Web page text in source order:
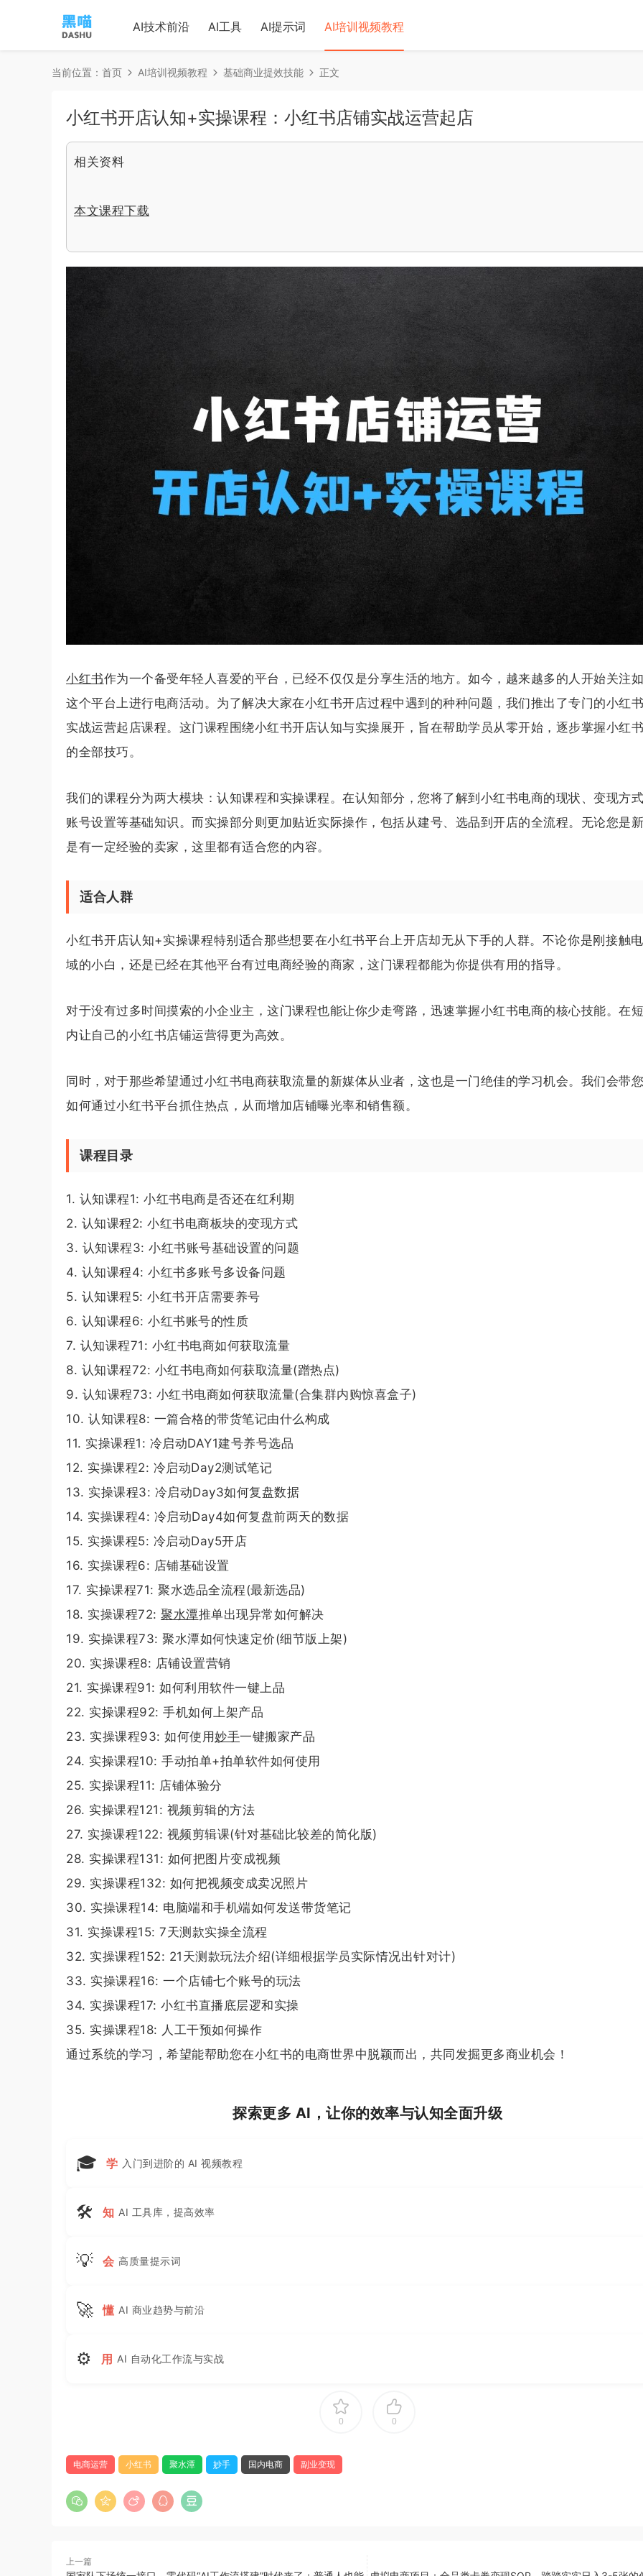
AI技术前沿 AI工具 AI提示词 AI培训视频教程
当前位置： 首页 AI培训视频教程 基础商业提效技能 正文
小红书开店认知+实操课程：小红书店铺实战运营起店
相关资料
本文课程下载
小红书作为一个备受年轻人喜爱的平台，已经不仅仅是分享生活的地方。如今，越来越多的人开始关注
这个平台上进行电商活动。为了解决大家在小红书开店过程中遇到的种种问题，我们推出了专门的小红
实战运营起店课程。这门课程围绕小红书开店认知与实操展开，旨在帮助学员从零开始，逐步掌握小红
的全部技巧。
我们的课程分为两大模块：认知课程和实操课程。在认知部分，您将了解到小红书电商的现状、变现方
账号设置等基础知识。而实操部分则更加贴近实际操作，包括从建号、选品到开店的全流程。无论您是
是有一定经验的卖家，这里都有适合您的内容。
适合人群
小红书开店认知+实操课程特别适合那些想要在小红书平台上开店却无从下手的人群。不论你是刚接触
域的小白，还是已经在其他平台有过电商经验的商家，这门课程都能为你提供有用的指导。
对于没有过多时间摸索的小企业主，这门课程也能让你少走弯路，迅速掌握小红书电商的核心技能。在
内让自己的小红书店铺运营得更为高效。
同时，对于那些希望通过小红书电商获取流量的新媒体从业者，这也是一门绝佳的学习机会。我们会带
如何通过小红书平台抓住热点，从而增加店铺曝光率和销售额。
课程目录
1. 认知课程1: 小红书电商是否还在红利期
2. 认知课程2: 小红书电商板块的变现方式
3. 认知课程3: 小红书账号基础设置的问题
4. 认知课程4: 小红书多账号多设备问题
5. 认知课程5: 小红书开店需要养号
6. 认知课程6: 小红书账号的性质
7. 认知课程71: 小红书电商如何获取流量
8. 认知课程72: 小红书电商如何获取流量(蹭热点)
9. 认知课程73: 小红书电商如何获取流量(合集群内购惊喜盒子)
10. 认知课程8: 一篇合格的带货笔记由什么构成
11. 实操课程1: 冷启动DAY1建号养号选品
12. 实操课程2: 冷启动Day2测试笔记
13. 实操课程3: 冷启动Day3如何复盘数据
14. 实操课程4: 冷启动Day4如何复盘前两天的数据
15. 实操课程5: 冷启动Day5开店
16. 实操课程6: 店铺基础设置
17. 实操课程71: 聚水选品全流程(最新选品)
18. 实操课程72: 聚水潭推单出现异常如何解决
19. 实操课程73: 聚水潭如何快速定价(细节版上架)
20. 实操课程8: 店铺设置营销
21. 实操课程91: 如何利用软件一键上品
22. 实操课程92: 手机如何上架产品
23. 实操课程93: 如何使用妙手一键搬家产品
24. 实操课程10: 手动拍单+拍单软件如何使用
25. 实操课程11: 店铺体验分
26. 实操课程121: 视频剪辑的方法
27. 实操课程122: 视频剪辑课(针对基础比较差的简化版)
28. 实操课程131: 如何把图片变成视频
29. 实操课程132: 如何把视频变成卖况照片
30. 实操课程14: 电脑端和手机端如何发送带货笔记
31. 实操课程15: 7天测款实操全流程
32. 实操课程152: 21天测款玩法介绍(详细根据学员实际情况出针对计)
33. 实操课程16: 一个店铺七个账号的玩法
34. 实操课程17: 小红书直播底层逻和实操
35. 实操课程18: 人工干预如何操作
通过系统的学习，希望能帮助您在小红书的电商世界中脱颖而出，共同发掘更多商业机会！
探索更多 AI，让你的效率与认知全面升级
🎓 学 入门到进阶的 AI 视频教程
🛠 知 AI 工具库，提高效率
💡 会 高质量提示词
🚀 懂 AI 商业趋势与前沿
⚙ 用 AI 自动化工作流与实战
0 0
电商运营 小红书 聚水潭 妙手 国内电商 副业变现
上一篇